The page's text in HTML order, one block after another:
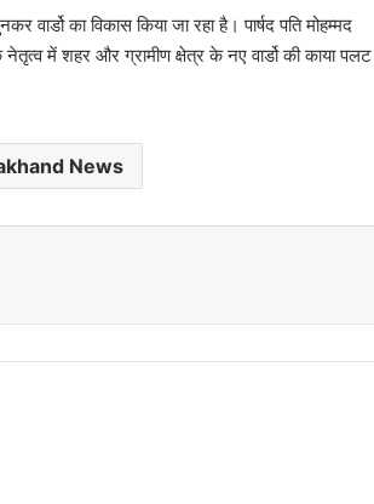
वार्डो का विकास किया जा रहा है। पार्षद पति मोहम्मद
में शहर और ग्रामीण क्षेत्र के नए वार्डो की काया पलट
News